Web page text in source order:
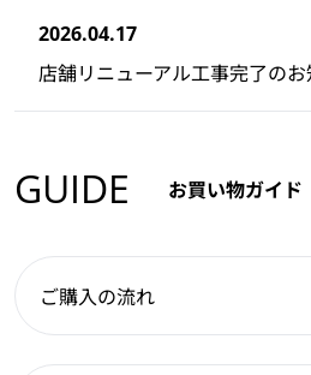
2026.04.17
店舗リニューアル工事完了の
GUIDE お買い物ガイド
ご購入の流れ